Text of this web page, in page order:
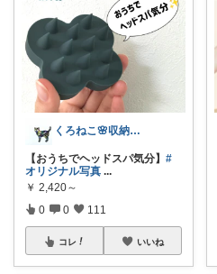
くろねこ🌸収納＆キッチン整理
【おうちでヘッドスパ気分】 #
オリジナル写真 ...
￥ 2,420～
0 0 111
コレ いいね